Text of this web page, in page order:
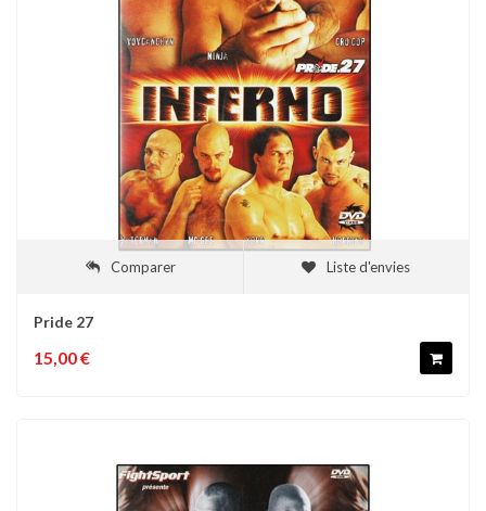
Comparer Liste d'envies
Pride 27
15,00 €